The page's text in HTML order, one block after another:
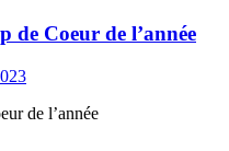
de Coeur de l’année
de l’année